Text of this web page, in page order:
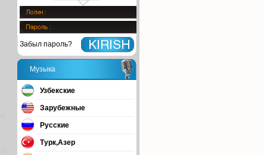
Забыл пароль?
Музыка
Узбекские
Зарубежные
Русские
Турк,Азер